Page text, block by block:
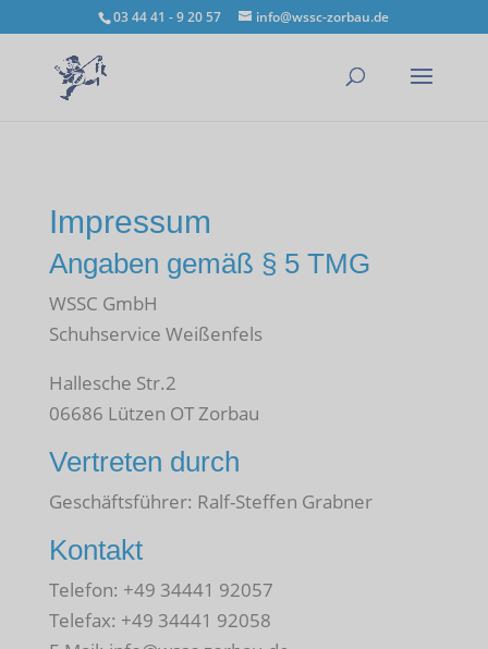
03 44 41 - 9 20 57 info@wssc-zorbau.de
Impressum
Angaben gemäß § 5 TMG
WSSC GmbH
Schuhservice Weißenfels
Hallesche Str.2
06686 Lützen OT Zorbau
Vertreten durch
Geschäftsführer: Ralf-Steffen Grabner
Kontakt
Telefon: +49 34441 92057
Telefax: +49 34441 92058